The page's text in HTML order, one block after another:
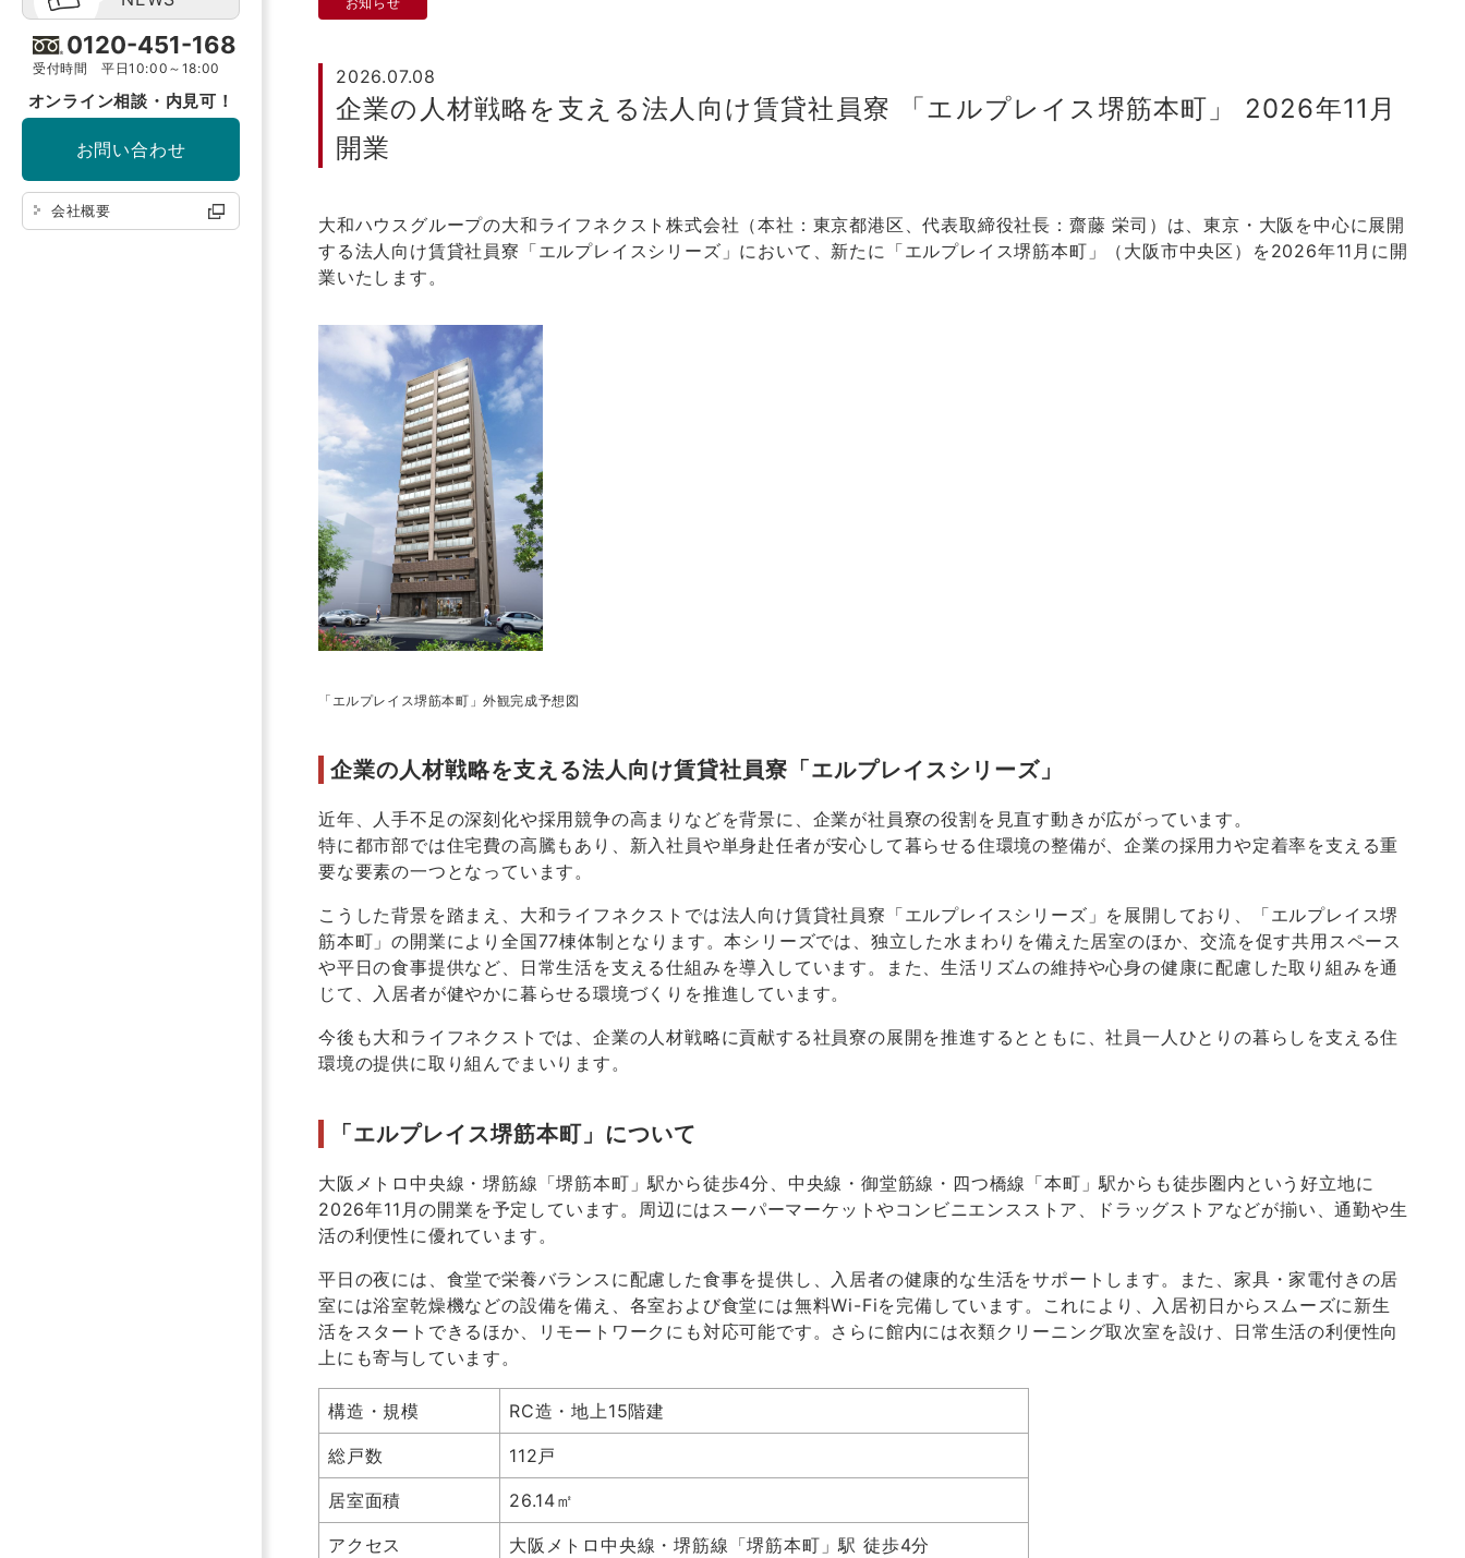
0120-451-168
受付時間 平日10:00～18:00
オンライン相談・内見可！
お問い合わせ
会社概要
2026.07.08
企業の人材戦略を支える法人向け賃貸社員寮 「エルプレイス堺筋本町」 2026年11月
開業
大和ハウスグループの大和ライフネクスト株式会社（本社：東京都港区、代表取締役社長：齋藤 栄司）は、東京・大阪を中心に展開
する法人向け賃貸社員寮「エルプレイスシリーズ」において、新たに「エルプレイス堺筋本町」（大阪市中央区）を2026年11月に開
業いたします。
「エルプレイス堺筋本町」外観完成予想図
企業の人材戦略を支える法人向け賃貸社員寮「エルプレイスシリーズ」
近年、人手不足の深刻化や採用競争の高まりなどを背景に、企業が社員寮の役割を見直す動きが広がっています。
特に都市部では住宅費の高騰もあり、新入社員や単身赴任者が安心して暮らせる住環境の整備が、企業の採用力や定着率を支える重
要な要素の一つとなっています。
こうした背景を踏まえ、大和ライフネクストでは法人向け賃貸社員寮「エルプレイスシリーズ」を展開しており、「エルプレイス堺
筋本町」の開業により全国77棟体制となります。本シリーズでは、独立した水まわりを備えた居室のほか、交流を促す共用スペース
や平日の食事提供など、日常生活を支える仕組みを導入しています。また、生活リズムの維持や心身の健康に配慮した取り組みを通
じて、入居者が健やかに暮らせる環境づくりを推進しています。
今後も大和ライフネクストでは、企業の人材戦略に貢献する社員寮の展開を推進するとともに、社員一人ひとりの暮らしを支える住
環境の提供に取り組んでまいります。
「エルプレイス堺筋本町」について
大阪メトロ中央線・堺筋線「堺筋本町」駅から徒歩4分、中央線・御堂筋線・四つ橋線「本町」駅からも徒歩圏内という好立地に
2026年11月の開業を予定しています。周辺にはスーパーマーケットやコンビニエンスストア、ドラッグストアなどが揃い、通勤や生
活の利便性に優れています。
平日の夜には、食堂で栄養バランスに配慮した食事を提供し、入居者の健康的な生活をサポートします。また、家具・家電付きの居
室には浴室乾燥機などの設備を備え、各室および食堂には無料Wi-Fiを完備しています。これにより、入居初日からスムーズに新生
活をスタートできるほか、リモートワークにも対応可能です。さらに館内には衣類クリーニング取次室を設け、日常生活の利便性向
上にも寄与しています。
構造・規模 RC造・地上15階建
総戸数 112戸
居室面積 26.14㎡
アクセス 大阪メトロ中央線・堺筋線「堺筋本町」駅 徒歩4分